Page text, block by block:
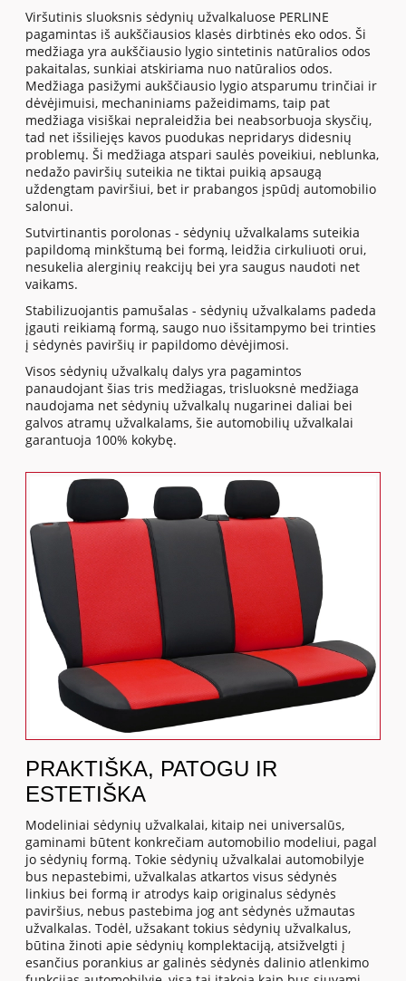
Viršutinis sluoksnis sėdynių užvalkaluose PERLINE
pagamintas iš aukščiausios klasės dirbtinės eko odos. Ši
medžiaga yra aukščiausio lygio sintetinis natūralios odos
pakaitalas, sunkiai atskiriama nuo natūralios odos.
Medžiaga pasižymi aukščiausio lygio atsparumu trinčiai ir
dėvėjimuisi, mechaniniams pažeidimams, taip pat
medžiaga visiškai nepraleidžia bei neabsorbuoja skysčių,
tad net išsiliejęs kavos puodukas nepridarys didesnių
problemų. Ši medžiaga atspari saulės poveikiui, neblunka,
nedažo paviršių suteikia ne tiktai puikią apsaugą
uždengtam paviršiui, bet ir prabangos įspūdį automobilio
salonui.
Sutvirtinantis porolonas - sėdynių užvalkalams suteikia
papildomą minkštumą bei formą, leidžia cirkuliuoti orui,
nesukelia alerginių reakcijų bei yra saugus naudoti net
vaikams.
Stabilizuojantis pamušalas - sėdynių užvalkalams padeda
įgauti reikiamą formą, saugo nuo išsitampymo bei trinties
į sėdynės paviršių ir papildomo dėvėjimosi.
Visos sėdynių užvalkalų dalys yra pagamintos
panaudojant šias tris medžiagas, trisluoksnė medžiaga
naudojama net sėdynių užvalkalų nugarinei daliai bei
galvos atramų užvalkalams, šie automobilių užvalkalai
garantuoja 100% kokybę.
PRAKTIŠKA, PATOGU IR
ESTETIŠKA
Modeliniai sėdynių užvalkalai, kitaip nei universalūs,
gaminami būtent konkrečiam automobilio modeliui, pagal
jo sėdynių formą. Tokie sėdynių užvalkalai automobilyje
bus nepastebimi, užvalkalas atkartos visus sėdynės
linkius bei formą ir atrodys kaip originalus sėdynės
paviršius, nebus pastebima jog ant sėdynės užmautas
užvalkalas. Todėl, užsakant tokius sėdynių užvalkalus,
būtina žinoti apie sėdynių komplektaciją, atsižvelgti į
esančius porankius ar galinės sėdynės dalinio atlenkimo